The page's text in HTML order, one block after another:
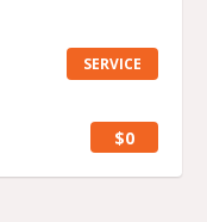
SERVICE
$0